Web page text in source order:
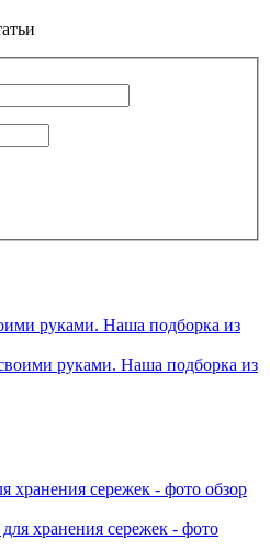
руками. Наша подборка из
хранения сережек - фото обзор